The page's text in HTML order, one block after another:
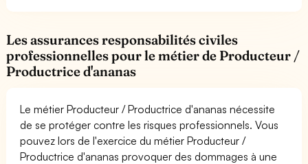
Les assurances responsabilités civiles
professionnelles pour le métier de Producteur /
Productrice d'ananas
Le métier Producteur / Productrice d'ananas nécessite
de se protéger contre les risques professionnels. Vous
pouvez lors de l'exercice du métier Producteur /
Productrice d'ananas provoquer des dommages à une